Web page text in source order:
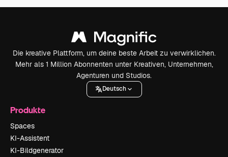
Die kreative Plattform, um deine beste Arbeit zu verwirklichen.
Mehr als 1 Million Abonnenten unter Kreativen, Unternehmen,
Agenturen und Studios.
Deutsch
Produkte
Spaces
KI-Assistent
KI-Bildgenerator